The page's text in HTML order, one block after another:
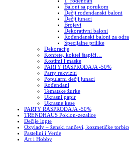
Baloni sa porukom
Dečji rođendanski baloni
Dečji junaci
Brojevi
Dekorativni baloni
Rođendanski baloni za
Specijalne prilike
Dekoracije
Konfete, koktel štapići…
Kostimi i maske
PARTY RASPRODAJA -50%
Party rekviziti
Popularni dečji junaci
Rođendani
Tematske žurke
Ukrasni papir
Ukrasne kese
PARTY RASPRODAJA -50%
TRENDHAUS Poklon-zezalice
Dečije lopte
Oxylady – ženski rančevi, kozmetičke
Pastelini i Verde
Art i Hobby